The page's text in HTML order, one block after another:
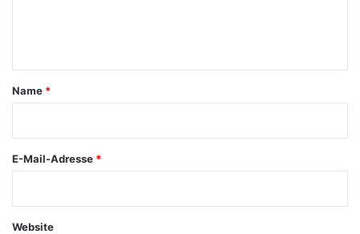
a
Name *
E-Mail-Adresse *
Website